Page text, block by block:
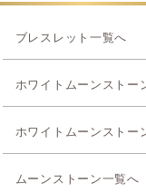
ブレスレット一覧へ
ホワイトムーンストー
ホワイトムーンストー
ムーンストーン一覧へ